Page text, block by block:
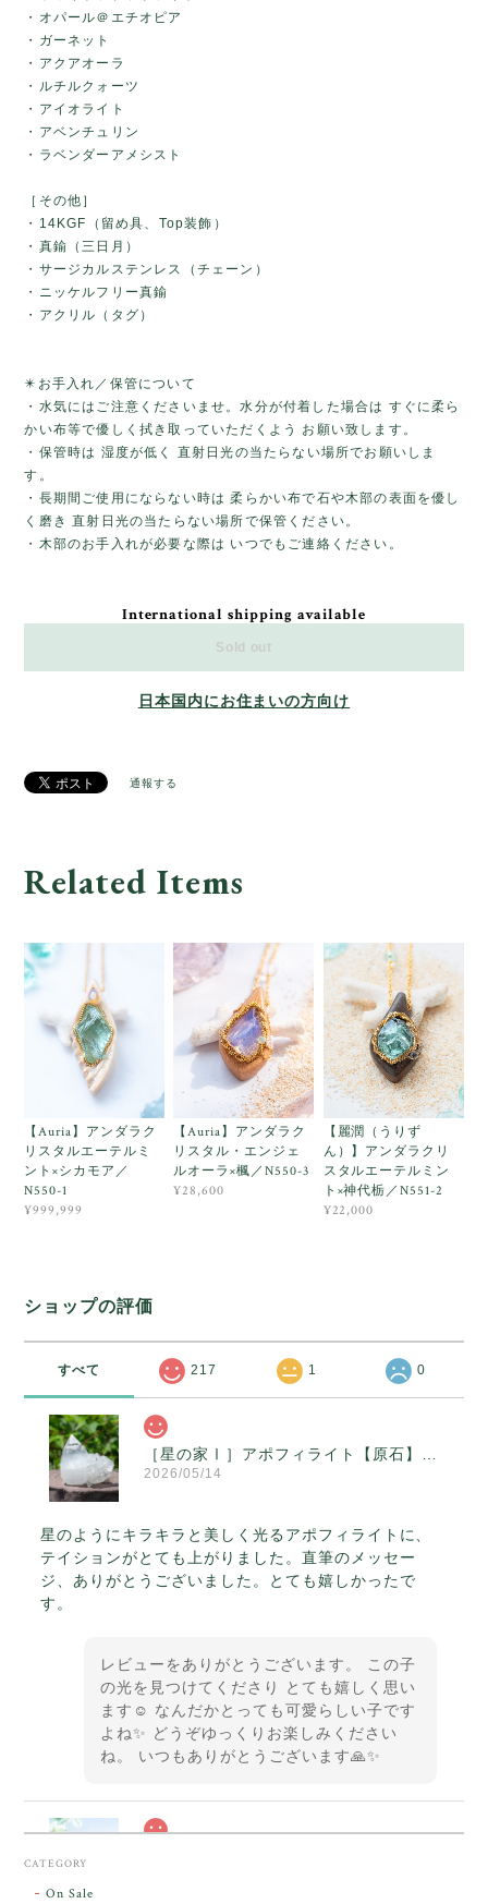
・オパール＠エチオピア
・ガーネット
・アクアオーラ
・ルチルクォーツ
・アイオライト
・アベンチュリン
・ラベンダーアメシスト
［その他］
・14KGF（留め具、Top装飾）
・真鍮（三日月）
・サージカルステンレス（チェーン）
・ニッケルフリー真鍮
・アクリル（タグ）
✴️お手入れ／保管について
・水気にはご注意くださいませ。水分が付着した場合は すぐに柔ら
かい布等で優しく拭き取っていただくよう お願い致します。
・保管時は 湿度が低く 直射日光の当たらない場所でお願いしま
す。
・長期間ご使用にならない時は 柔らかい布で石や木部の表面を優し
く磨き 直射日光の当たらない場所で保管ください。
・木部のお手入れが必要な際は いつでもご連絡ください。
International shipping available
Sold out
日本国内にお住まいの方向け
通報する
Related Items
【Auria】アンダラク
リスタルエーテルミ
ント×シカモア／
N550-1
¥999,999
【Auria】アンダラク
リスタル・エンジェ
ルオーラ×楓／N550-3
¥28,600
【麗潤（うりず
ん）】アンダラクリ
スタルエーテルミン
ト×神代栃／N551-2
¥22,000
ショップの評価
すべて 217 1 0
2026/05/14
星のようにキラキラと美しく光るアポフィライトに、
テイションがとても上がりました。直筆のメッセー
ジ、ありがとうございました。とても嬉しかったで
す。
レビューをありがとうございます。 この子
の光を見つけてくださり とても嬉しく思い
ます☺️ なんだかとっても可愛らしい子です
よね✨ どうぞゆっくりお楽しみください
ね。 いつもありがとうございます🙏✨
CATEGORY
On Sale